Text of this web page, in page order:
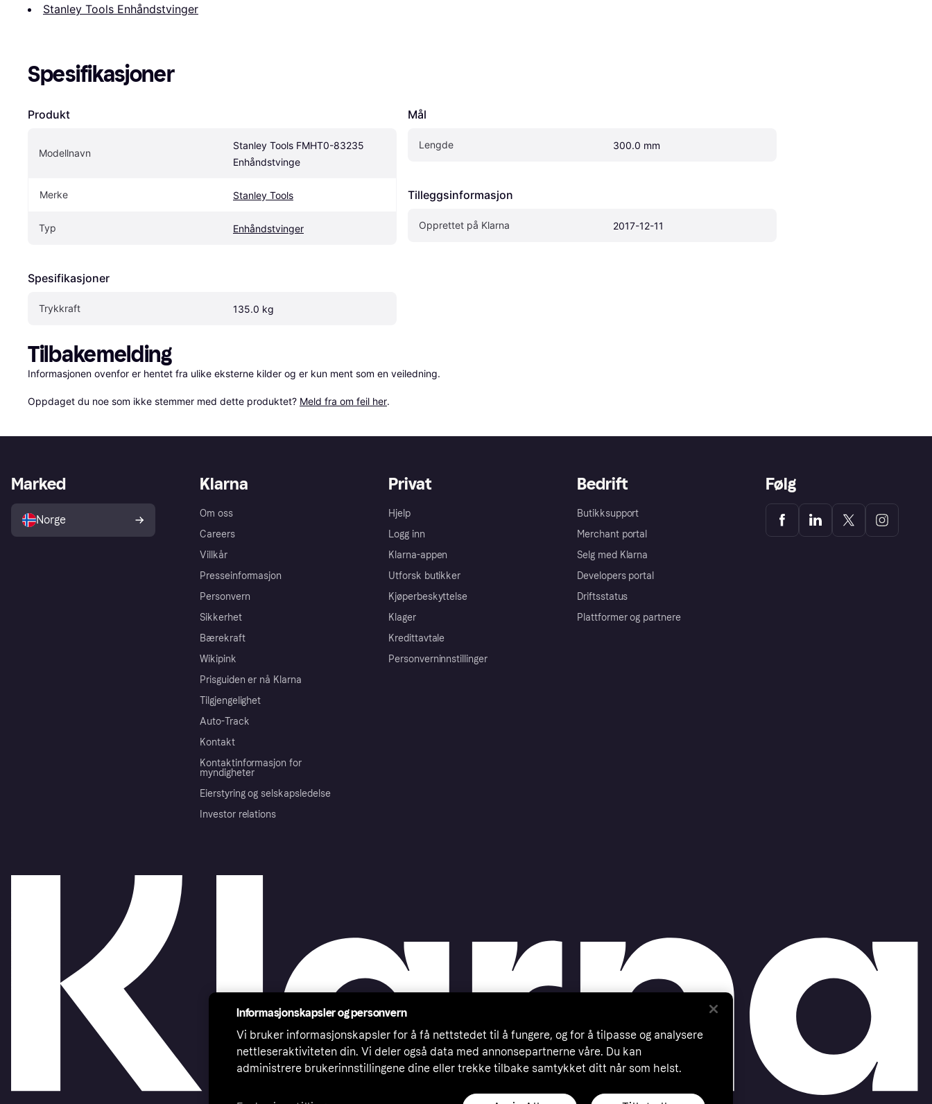
Stanley Tools Enhåndstvinger
Spesifikasjoner
Produkt
Modellnavn
Stanley Tools FMHT0-83235
Enhåndstvinge
Merke Stanley Tools
Typ Enhåndstvinger
Spesifikasjoner
Trykkraft 135.0 kg
Mål
Lengde 300.0 mm
Tilleggsinformasjon
Opprettet på Klarna 2017-12-11
Tilbakemelding
Informasjonen ovenfor er hentet fra ulike eksterne kilder og er kun ment som en veiledning.
Oppdaget du noe som ikke stemmer med dette produktet? Meld fra om feil her.
Klarna
Om oss
Careers
Villkår
Presseinformasjon
Personvern
Sikkerhet
Bærekraft
Wikipink
Prisguiden er nå Klarna
Tilgjengelighet
Auto-Track
Kontakt
Kontaktinformasjon for
myndigheter
Eierstyring og selskapsledelse
Investor relations
Privat
Hjelp
Logg inn
Klarna-appen
Utforsk butikker
Kjøperbeskyttelse
Klager
Kredittavtale
Personverninnstillinger
Bedrift
Butikksupport
Merchant portal
Selg med Klarna
Developers portal
Driftsstatus
Plattformer og partnere
Marked
Norge
Følg
Informasjonskapsler og personvern
Vi bruker informasjonskapsler for å få nettstedet til å fungere, og for å tilpasse og analysere
nettleseraktiviteten din. Vi deler også data med annonsepartnerne våre. Du kan
administrere brukerinnstillingene dine eller trekke tilbake samtykket ditt når som helst.